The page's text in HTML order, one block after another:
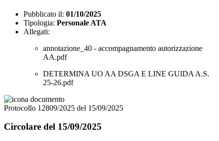
Pubblicato il: 01/10/2025
Tipologia: Personale ATA
Allegati:
annotazione_40 - accompagnamento autorizzazione
AA.pdf
DETERMINA UO AA DSGA E LINE GUIDA A.S.
25-26.pdf
Protocollo 12809/2025 del 15/09/2025
Circolare del 15/09/2025